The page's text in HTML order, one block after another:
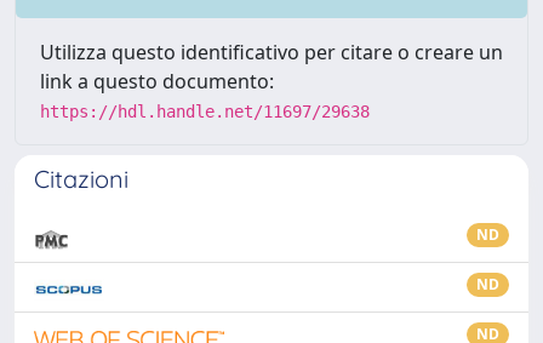
Utilizza questo identificativo per citare o creare un
link a questo documento:
https://hdl.handle.net/11697/29638
Citazioni
ND
ND
ND